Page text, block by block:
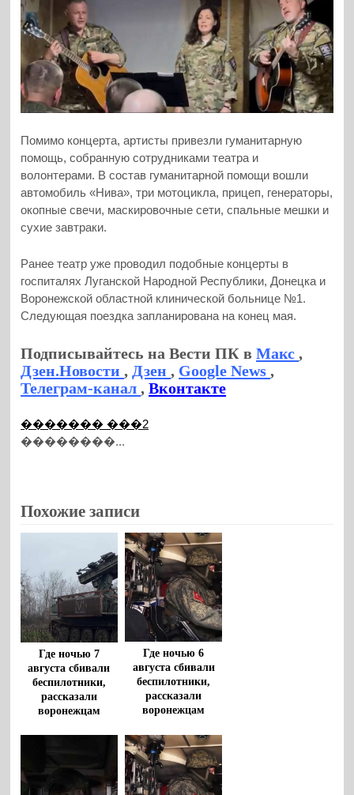
Помимо концерта, артисты привезли гуманитарную
помощь, собранную сотрудниками театра и
волонтерами. В состав гуманитарной помощи вошли
автомобиль «Нива», три мотоцикла, прицеп, генераторы,
окопные свечи, маскировочные сети, спальные мешки и
сухие завтраки.
Ранее театр уже проводил подобные концерты в
госпиталях Луганской Народной Республики, Донецка и
Воронежской областной клинической больнице №1.
Следующая поездка запланирована на конец мая.
Подписывайтесь на Вести ПК вМакс,
Дзен.Новости, Дзен, Google News,
Телеграм-канал,Вконтакте
������� ���2
��������...
Похожие записи
Где ночью 7
августа сбивали
беспилотники,
рассказали
воронежцам
Где ночью 6
августа сбивали
беспилотники,
рассказали
воронежцам